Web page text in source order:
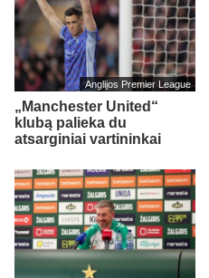
Anglijos Premier League
„Manchester United“
klubą palieka du
atsarginiai vartininkai